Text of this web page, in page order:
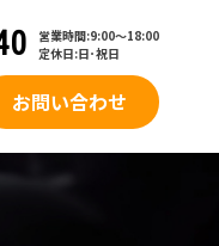
営業時間:9:00～18:00
定休日:日･祝日
お問い合わせ